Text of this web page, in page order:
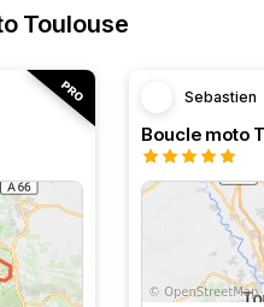
Toulouse
Sebastien